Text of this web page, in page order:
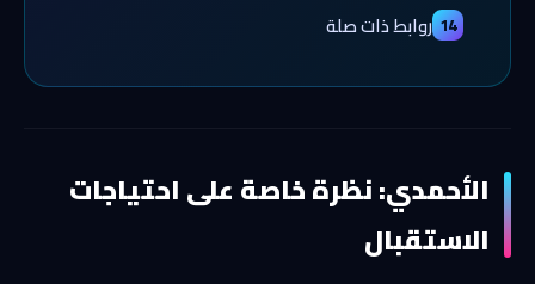
14 روابط ذات صلة
الأحمدي: نظرة خاصة على احتياجات
الاستقبال